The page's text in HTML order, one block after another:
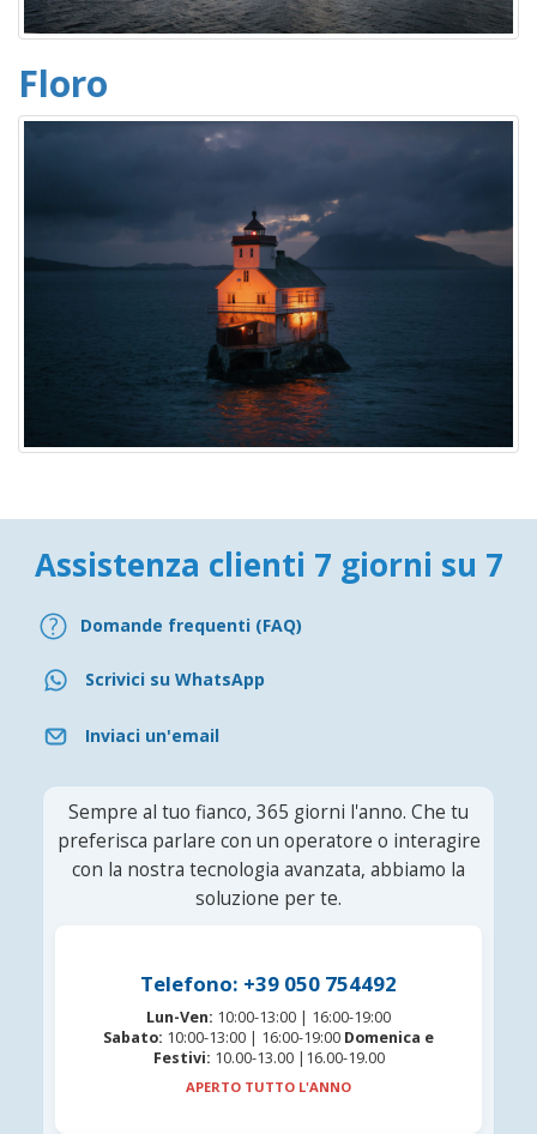
Floro
Assistenza clienti 7 giorni su 7
Domande frequenti (FAQ)
Scrivici su WhatsApp
Inviaci un'email
Sempre al tuo fianco, 365 giorni l'anno. Che tu
preferisca parlare con un operatore o interagire
con la nostra tecnologia avanzata, abbiamo la
soluzione per te.
Telefono: +39 050 754492
Lun-Ven: 10:00-13:00 | 16:00-19:00
Sabato: 10:00-13:00 | 16:00-19:00 Domenica e
Festivi: 10.00-13.00 |16.00-19.00
APERTO TUTTO L'ANNO